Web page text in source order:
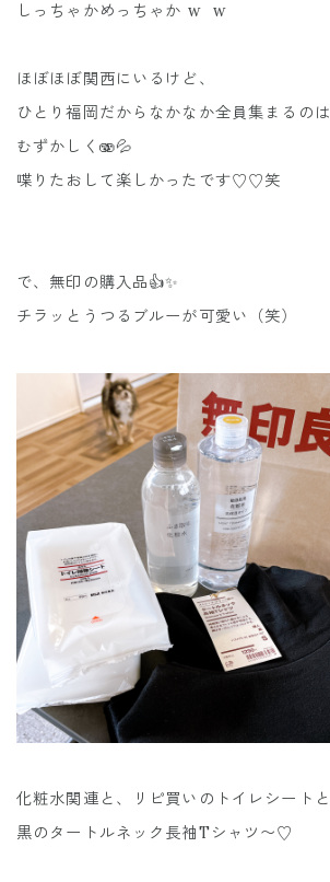
しっちゃかめっちゃか w w
ほぼほぼ関西にいるけど、
ひとり福岡だからなかなか全員集まるのは
むずかしく🫨💦
喋りたおして楽しかったです♡♡笑
で、無印の購入品👍✨
チラッとうつるブルーが可愛い（笑）
化粧水関連と、リピ買いのトイレシートと
黒のタートルネック長袖Tシャツ〜♡